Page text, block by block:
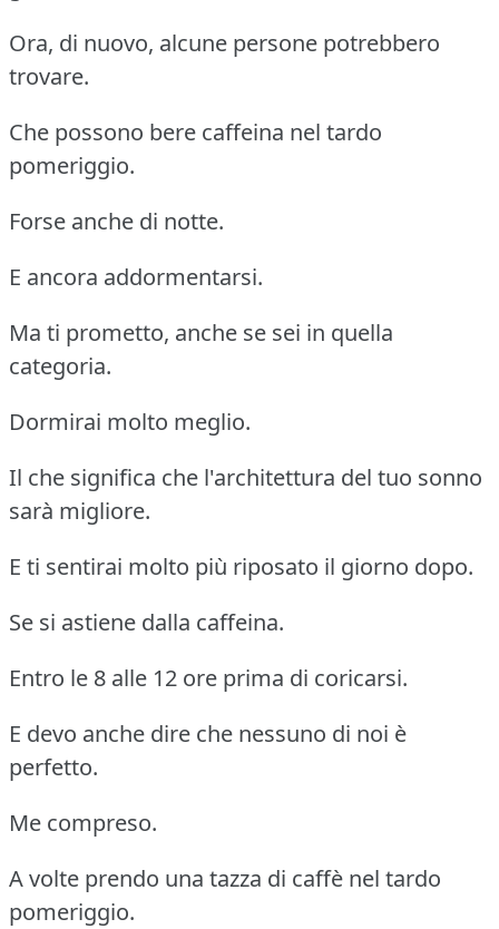
Ora, di nuovo, alcune persone potrebbero
trovare.
Che possono bere caffeina nel tardo
pomeriggio.
Forse anche di notte.
E ancora addormentarsi.
Ma ti prometto, anche se sei in quella
categoria.
Dormirai molto meglio.
Il che significa che l'architettura del tuo sonno
sarà migliore.
E ti sentirai molto più riposato il giorno dopo.
Se si astiene dalla caffeina.
Entro le 8 alle 12 ore prima di coricarsi.
E devo anche dire che nessuno di noi è
perfetto.
Me compreso.
A volte prendo una tazza di caffè nel tardo
pomeriggio.